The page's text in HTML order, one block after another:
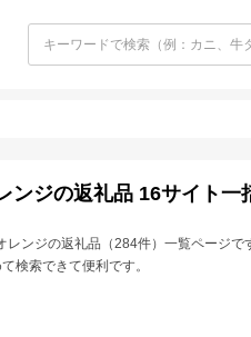
ンジの返礼品 16サイト一
レンジの返礼品（284件）一覧ページ
検索できて便利です。